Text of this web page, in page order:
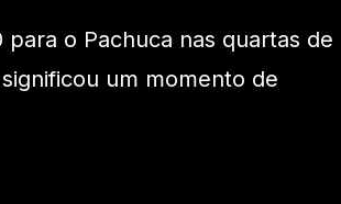
o Pachuca nas quartas de
um momento de